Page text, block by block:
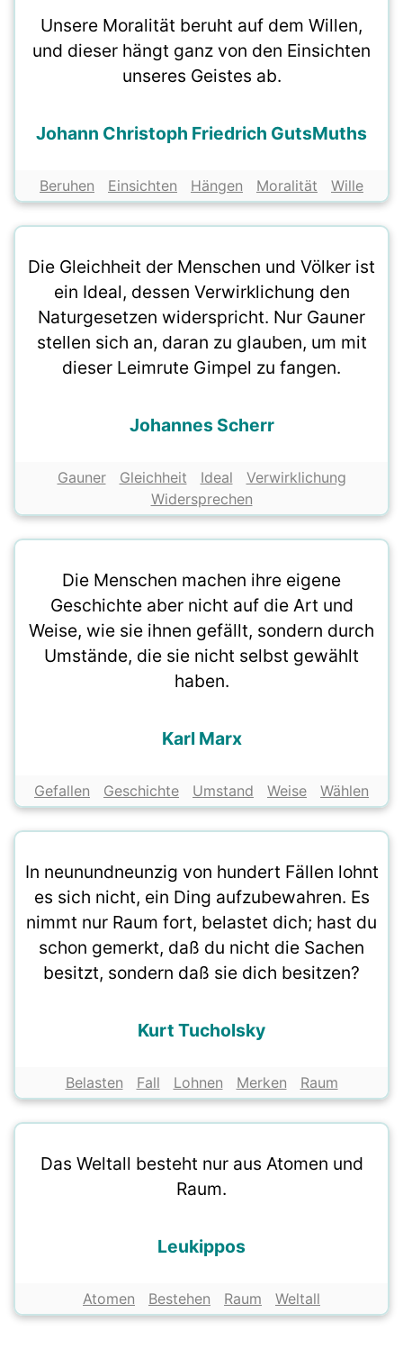
Unsere Moralität beruht auf dem Willen,
und dieser hängt ganz von den Einsichten
unseres Geistes ab.
Johann Christoph Friedrich GutsMuths
Beruhen Einsichten Hängen Moralität Wille
Die Gleichheit der Menschen und Völker ist
ein Ideal, dessen Verwirklichung den
Naturgesetzen widerspricht. Nur Gauner
stellen sich an, daran zu glauben, um mit
dieser Leimrute Gimpel zu fangen.
Johannes Scherr
Gauner Gleichheit Ideal
Verwirklichung
Widersprechen
Die Menschen machen ihre eigene
Geschichte aber nicht auf die Art und
Weise, wie sie ihnen gefällt, sondern durch
Umstände, die sie nicht selbst gewählt
haben.
Karl Marx
Gefallen Geschichte Umstand Weise Wählen
In neunundneunzig von hundert Fällen lohnt
es sich nicht, ein Ding aufzubewahren. Es
nimmt nur Raum fort, belastet dich; hast du
schon gemerkt, daß du nicht die Sachen
besitzt, sondern daß sie dich besitzen?
Kurt Tucholsky
Belasten Fall Lohnen Merken Raum
Das Weltall besteht nur aus Atomen und
Raum.
Leukippos
Atomen Bestehen Raum Weltall